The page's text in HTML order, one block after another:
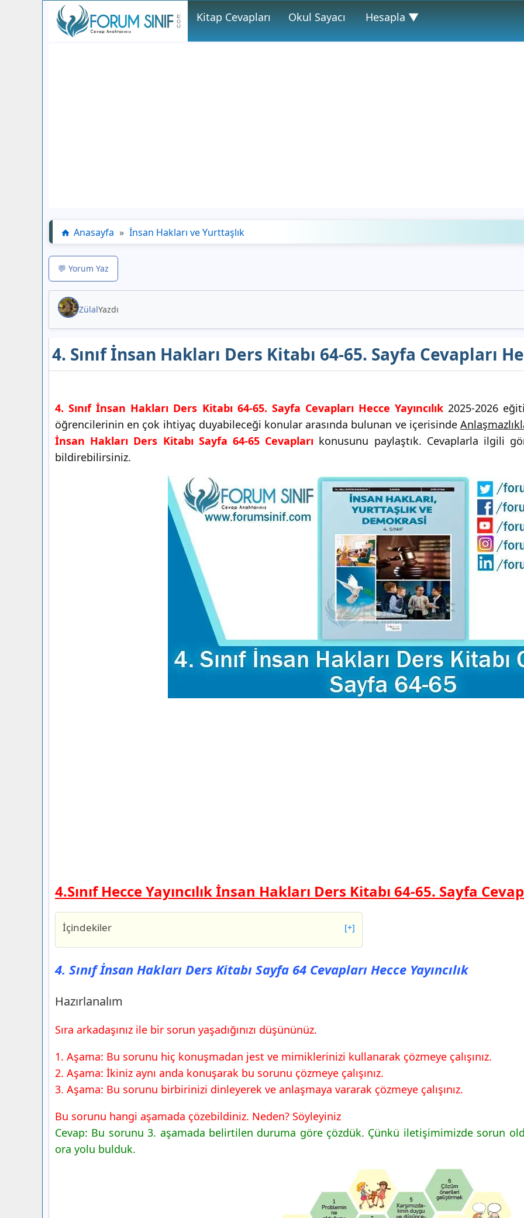
Kitap Cevapları Okul Sayacı Hesapla ▼
Anasayfa » İnsan Hakları ve Yurttaşlık
💬 Yorum Yaz
ZülalYazdı
4. Sınıf İnsan Hakları Ders Kitabı 64-65. Sayfa Cevapları
4. Sınıf İnsan Hakları Ders Kitabı 64-65. Sayfa Cevapları Hecce Yayıncılık 2025-2026
öğrencilerinin en çok ihtiyaç duyabileceği konular arasında bulunan ve içerisinde
İnsan Hakları Ders Kitabı Sayfa 64-65 Cevapları konusunu paylaştık. Cevaplarla ilgili
bildirebilirsiniz.
4.Sınıf Hecce Yayıncılık İnsan Hakları Ders Kitabı 64-65. Sayfa
İçindekiler [+]
4. Sınıf İnsan Hakları Ders Kitabı Sayfa 64 Cevapları Hecce
Yayıncılık
Hazırlanalım
4. Sınıf İnsan Hakları Ders Kitabı Sayfa 65 Cevapları Hecce
Okuma Metni
4. Sınıf İnsan Hakları Ders Kitabı Sayfa 64 Cevapları Hecce Yayıncılık
Hazırlanalım
Sıra arkadaşınız ile bir sorun yaşadığınızı düşününüz.
1. Aşama: Bu sorunu hiç konuşmadan jest ve mimiklerinizi kullanarak çözmeye çalışınız.
2. Aşama: İkiniz aynı anda konuşarak bu sorunu çözmeye çalışınız.
3. Aşama: Bu sorunu birbirinizi dinleyerek ve anlaşmaya vararak çözmeye çalışınız.
Bu sorunu hangi aşamada çözebildiniz. Neden? Söyleyiniz
Cevap: Bu sorunu 3. aşamada belirtilen duruma göre çözdük. Çünkü iletişimimizde sorun
ora yolu bulduk.